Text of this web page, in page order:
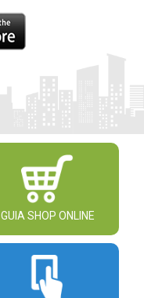
GUIA SHOP ONLINE